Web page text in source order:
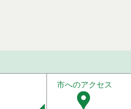
市へのアクセス